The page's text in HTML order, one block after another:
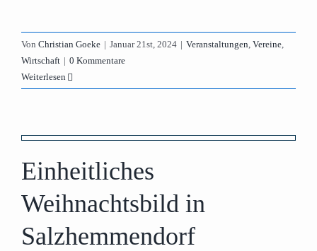
Von Christian Goeke | Januar 21st, 2024 | Veranstaltungen, Vereine,
Wirtschaft | 0 Kommentare
Weiterlesen
Einheitliches
Weihnachtsbild in
Salzhemmendorf